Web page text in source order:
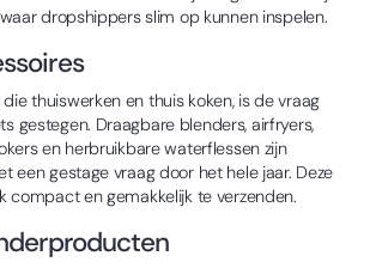
dropshippers slim op kunnen inspelen.
thuiswerken en thuis koken, is de vraag
gestegen. Draagbare blenders, airfryers,
en herbruikbare waterflessen zijn
een gestage vraag door het hele jaar. Deze
compact en gemakkelijk te verzenden.